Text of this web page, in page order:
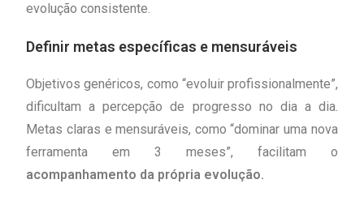
evolução consistente.
Definir metas específicas e mensuráveis
Objetivos genéricos, como “evoluir profissionalmente”,
dificultam a percepção de progresso no dia a dia.
Metas claras e mensuráveis, como “dominar uma nova
ferramenta em 3 meses”, facilitam o
acompanhamento da própria evolução.